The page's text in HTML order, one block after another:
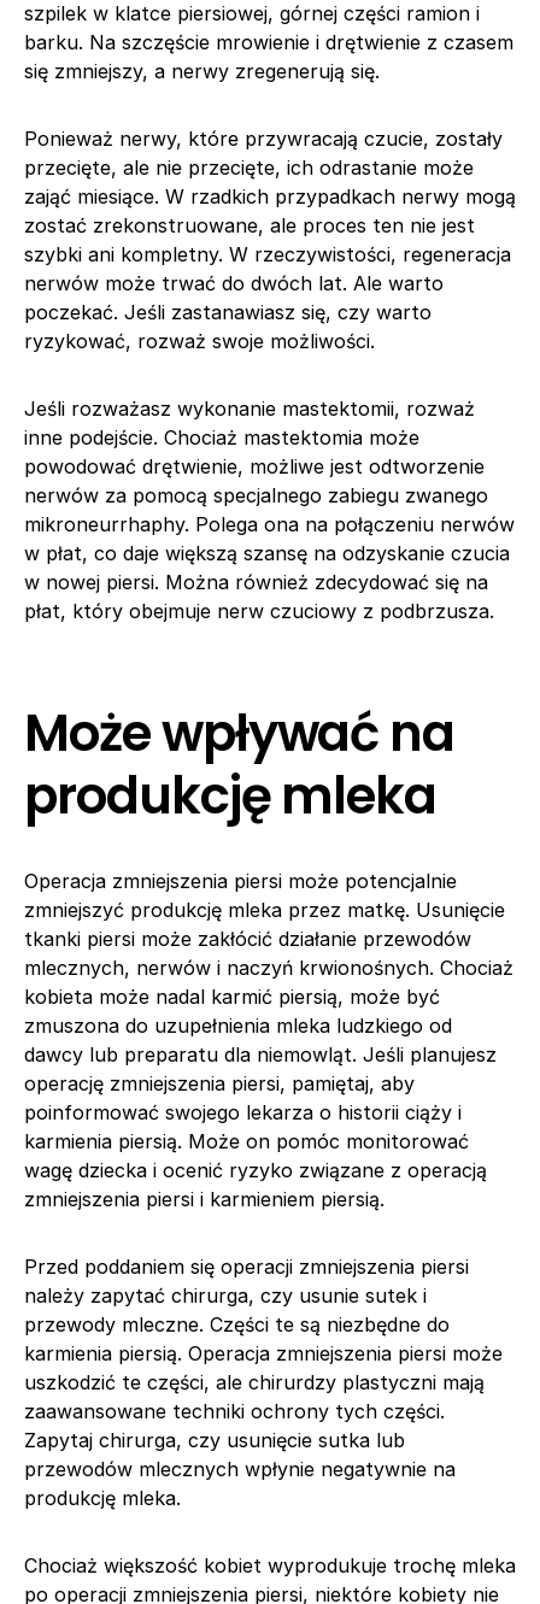
szpilek w klatce piersiowej, górnej części ramion i
barku. Na szczęście mrowienie i drętwienie z czasem
się zmniejszy, a nerwy zregenerują się.
Ponieważ nerwy, które przywracają czucie, zostały
przecięte, ale nie przecięte, ich odrastanie może
zająć miesiące. W rzadkich przypadkach nerwy mogą
zostać zrekonstruowane, ale proces ten nie jest
szybki ani kompletny. W rzeczywistości, regeneracja
nerwów może trwać do dwóch lat. Ale warto
poczekać. Jeśli zastanawiasz się, czy warto
ryzykować, rozważ swoje możliwości.
Jeśli rozważasz wykonanie mastektomii, rozważ
inne podejście. Chociaż mastektomia może
powodować drętwienie, możliwe jest odtworzenie
nerwów za pomocą specjalnego zabiegu zwanego
mikroneurrhaphy. Polega ona na połączeniu nerwów
w płat, co daje większą szansę na odzyskanie czucia
w nowej piersi. Można również zdecydować się na
płat, który obejmuje nerw czuciowy z podbrzusza.
Może wpływać na
produkcję mleka
Operacja zmniejszenia piersi może potencjalnie
zmniejszyć produkcję mleka przez matkę. Usunięcie
tkanki piersi może zakłócić działanie przewodów
mlecznych, nerwów i naczyń krwionośnych. Chociaż
kobieta może nadal karmić piersią, może być
zmuszona do uzupełnienia mleka ludzkiego od
dawcy lub preparatu dla niemowląt. Jeśli planujesz
operację zmniejszenia piersi, pamiętaj, aby
poinformować swojego lekarza o historii ciąży i
karmienia piersią. Może on pomóc monitorować
wagę dziecka i ocenić ryzyko związane z operacją
zmniejszenia piersi i karmieniem piersią.
Przed poddaniem się operacji zmniejszenia piersi
należy zapytać chirurga, czy usunie sutek i
przewody mleczne. Części te są niezbędne do
karmienia piersią. Operacja zmniejszenia piersi może
uszkodzić te części, ale chirurdzy plastyczni mają
zaawansowane techniki ochrony tych części.
Zapytaj chirurga, czy usunięcie sutka lub
przewodów mlecznych wpłynie negatywnie na
produkcję mleka.
Chociaż większość kobiet wyprodukuje trochę mleka
po operacji zmniejszenia piersi, niektóre kobiety nie